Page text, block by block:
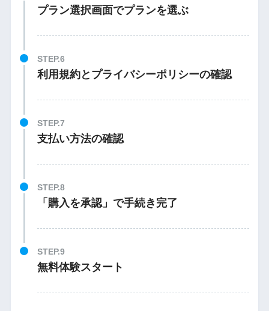
プラン選択画面でプランを選ぶ
STEP.6
利用規約とプライバシーポリシーの確認
STEP.7
支払い方法の確認
STEP.8
「購入を承認」で手続き完了
STEP.9
無料体験スタート